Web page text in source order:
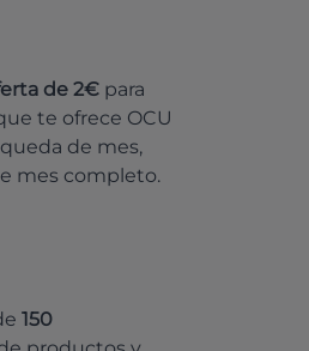
de 2€ para
te ofrece OCU
de mes,
mes completo.
150